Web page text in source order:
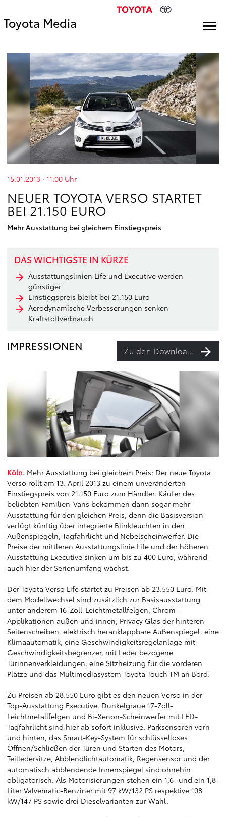
Toyota Media
15.01.2013 · 11:00 Uhr
NEUER TOYOTA VERSO STARTET
BEI 21.150 EURO
Mehr Ausstattung bei gleichem Einstiegspreis
DAS WICHTIGSTE IN KÜRZE
Ausstattungslinien Life und Executive werden
günstiger
Einstiegspreis bleibt bei 21.150 Euro
Aerodynamische Verbesserungen senken
Kraftstoffverbrauch
IMPRESSIONEN Zu den Downloads
Köln. Mehr Ausstattung bei gleichem Preis: Der neue Toyota
Verso rollt am 13. April 2013 zu einem unveränderten
Einstiegspreis von 21.150 Euro zum Händler. Käufer des
beliebten Familien-Vans bekommen dann sogar mehr
Ausstattung für den gleichen Preis, denn die Basisversion
verfügt künftig über integrierte Blinkleuchten in den
Außenspiegeln, Tagfahrlicht und Nebelscheinwerfer. Die
Preise der mittleren Ausstattungslinie Life und der höheren
Ausstattung Executive sinken um bis zu 400 Euro, während
auch hier der Serienumfang wächst.
Der Toyota Verso Life startet zu Preisen ab 23.550 Euro. Mit
dem Modellwechsel sind zusätzlich zur Basisausstattung
unter anderem 16-Zoll-Leichtmetallfelgen, Chrom-
Applikationen außen und innen, Privacy Glas der hinteren
Seitenscheiben, elektrisch heranklappbare Außenspiegel, eine
Klimaautomatik, eine Geschwindigkeitsregelanlage mit
Geschwindigkeitsbegrenzer, mit Leder bezogene
Türinnenverkleidungen, eine Sitzheizung für die vorderen
Plätze und das Multimediasystem Toyota Touch TM an Bord.
Zu Preisen ab 28.550 Euro gibt es den neuen Verso in der
Top-Ausstattung Executive. Dunkelgraue 17-Zoll-
Leichtmetallfelgen und Bi-Xenon-Scheinwerfer mit LED-
Tagfahrlicht sind hier ab sofort inklusive. Parksensoren vorn
und hinten, das Smart-Key-System für schlüsselloses
Öffnen/Schließen der Türen und Starten des Motors,
Teilledersitze, Abblendlichtautomatik, Regensensor und der
automatisch abblendende Innenspiegel sind ohnehin
obligatorisch. Als Motorisierungen stehen ein 1,6- und ein 1,8-
Liter Valvematic-Benziner mit 97 kW/132 PS respektive 108
kW/147 PS sowie drei Dieselvarianten zur Wahl.